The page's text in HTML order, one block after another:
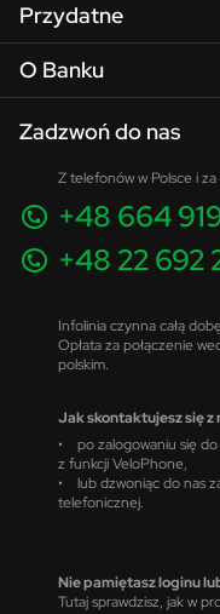
Przydatne
O Banku
Zadzwoń do nas
Z telefonów w Polsce i za
+48 664
+48 22 692
Infolinia czynna całą
Opłata za połączenie
polskim.
Jak skontaktujesz się z
• po zalogowaniu się do
z funkcji VeloPhone,
• lub dzwoniąc do nas
telefonicznej.
Nie pamiętasz loginu
Tutaj sprawdzisz, jak w